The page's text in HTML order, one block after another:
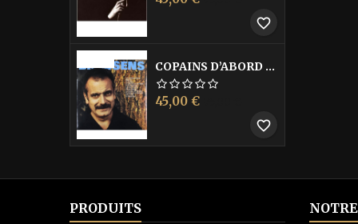
favorite_border
COPAINS D’ABORD LES
Prix
45,00 €
favorite_border
PRODUITS